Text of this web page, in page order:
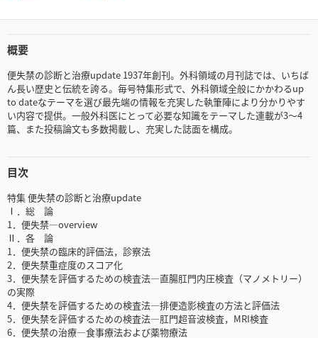
概要
便失禁の診断と治療update 1937年創刊。外科領域の月刊誌では、いちば
ん長い歴史と伝統を誇る。毎号特集形式で、外科領域全般にかかわるup
to dateなテーマを選び最先端の情報を充実した執筆陣により分かりやす
い内容で提供。一般外科医にとって必要な知識をテーマした連載が3～4
篇、また投稿論文も多数掲載し、充実した誌面を構成。
目次
特集 便失禁の診断と治療update
Ⅰ．総 論
1．便失禁―overview
Ⅱ．各 論
1．便失禁の臨床的評価法，診察法
2．便失禁重症度のスコア化
3．便失禁を評価するための検査法―直腸肛門内圧検査（マノメトリー）
の実際
4．便失禁を評価するための検査法―排便造影検査の方法と評価法
5．便失禁を評価するための検査法―肛門超音波検査，MRI検査
6．便失禁の治療―食事療法および薬物療法